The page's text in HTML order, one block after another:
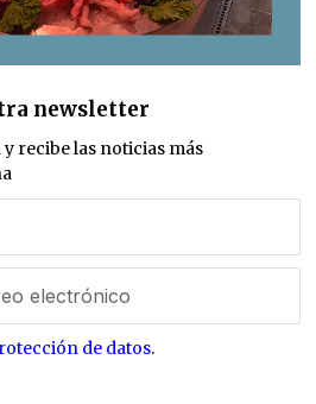
newsletter
recibe las noticias más
de datos.